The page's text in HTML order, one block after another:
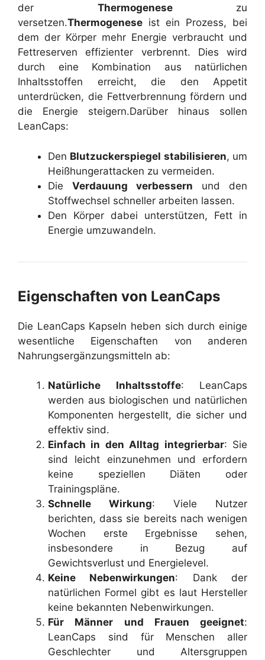
der Thermogenesezu
versetzen.Thermogenese ist ein Prozess, bei
dem der Körper mehr Energie verbraucht und
Fettreserven effizienter verbrennt. Dies wird
durch eine Kombination aus natürlichen
Inhaltsstoffen erreicht, die den Appetit
unterdrücken, die Fettverbrennung fördern und
die Energie steigern.Darüber hinaus sollen
LeanCaps:
Den Blutzuckerspiegel stabilisieren, um
Heißhungerattacken zu vermeiden.
Die Verdauung verbessern und den
Stoffwechsel schneller arbeiten lassen.
Den Körper dabei unterstützen, Fett in
Energie umzuwandeln.
Eigenschaften von LeanCaps
Die LeanCaps Kapseln heben sich durch einige
wesentliche Eigenschaften von anderen
Nahrungsergänzungsmitteln ab:
Natürliche Inhaltsstoffe: LeanCaps
werden aus biologischen und natürlichen
Komponenten hergestellt, die sicher und
effektiv sind.
Einfach in den Alltag integrierbar: Sie
sind leicht einzunehmen und erfordern
keine speziellen Diäten oder
Trainingspläne.
Schnelle Wirkung: Viele Nutzer
berichten, dass sie bereits nach wenigen
Wochen erste Ergebnisse sehen,
insbesondere in Bezug auf
Gewichtsverlust und Energielevel.
Keine Nebenwirkungen: Dank der
natürlichen Formel gibt es laut Hersteller
keine bekannten Nebenwirkungen.
Für Männer und Frauen geeignet:
LeanCaps sind für Menschen aller
Geschlechter und Altersgruppen